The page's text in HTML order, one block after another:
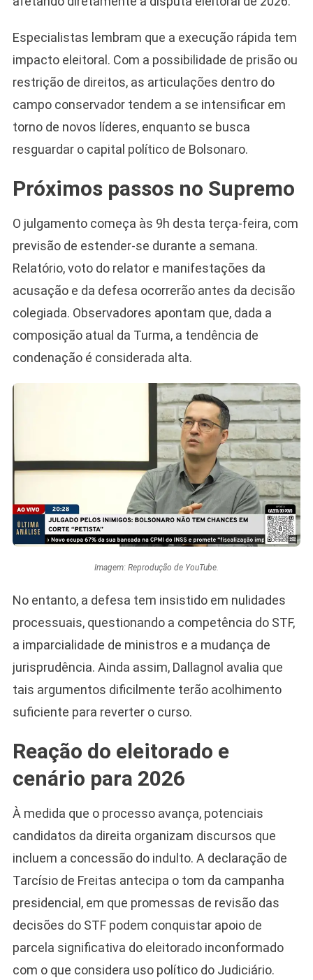
Especialistas lembram que a execução rápida tem
impacto eleitoral. Com a possibilidade de prisão ou
restrição de direitos, as articulações dentro do
campo conservador tendem a se intensificar em
torno de novos líderes, enquanto se busca
resguardar o capital político de Bolsonaro.
Próximos passos no Supremo
O julgamento começa às 9h desta terça-feira, com
previsão de estender-se durante a semana.
Relatório, voto do relator e manifestações da
acusação e da defesa ocorrerão antes da decisão
colegiada. Observadores apontam que, dada a
composição atual da Turma, a tendência de
condenação é considerada alta.
Imagem: Reprodução de YouTube.
No entanto, a defesa tem insistido em nulidades
processuais, questionando a competência do STF,
a imparcialidade de ministros e a mudança de
jurisprudência. Ainda assim, Dallagnol avalia que
tais argumentos dificilmente terão acolhimento
suficiente para reverter o curso.
Reação do eleitorado e
cenário para 2026
À medida que o processo avança, potenciais
candidatos da direita organizam discursos que
incluem a concessão do indulto. A declaração de
Tarcísio de Freitas antecipa o tom da campanha
presidencial, em que promessas de revisão das
decisões do STF podem conquistar apoio de
parcela significativa do eleitorado inconformado
com o que considera uso político do Judiciário.